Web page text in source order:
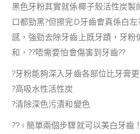
黑色牙粉其實就係椰子殼活性炭製
口都勁黑?但擦完D牙齒會真係白左
感，強勁去除牙齒上既牙蹟，牙粉
和，??唔需要怕會傷害到牙齒??
?牙粉能夠深入牙齒各部位比牙膏
?高吸水性活性炭
?清除深色污漬和變色
??‍♀ 簡單兩個步驟就可以美白牙齒！